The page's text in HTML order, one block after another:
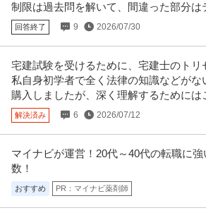
経理（財務会計） ／ 「General
る国際会員制クラブで財務の中核を担う！
務・A／P統括まで／経営判断を支える“コ
ョン”
一般社団法人東京アメリカンクラブ
土日休み 語学を活かせる 英語を活かせる
年収800万円〜1,000万円
【職種】管理＞経理（財務会計） 【業種】サービ
に応じ、当該求人をビズリー…続きを見る
関東／シニア活躍／発注者支援業務／年休
官公庁で内勤／残業20h程度
株式会社サンテックインターナショナル
新着
年収550万円〜700万円
制限は過去問を解いて、間違った部分は
回答終了 9 2026/07/30
宅建試験を受けるために、宅建士のトリ
私自身初学者で全く法律の知識などがな
購入しましたが、深く理解するためには
解決済み 6 2026/07/12
マイナビが運営！20代～40代の転職に
数！
おすすめ PR：マイナビ薬剤師